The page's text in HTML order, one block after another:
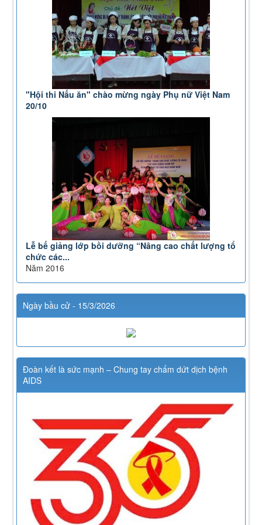
"Hội thi Nấu ăn" chào mừng ngày Phụ nữ Việt Nam
20/10
Lễ bế giảng lớp bồi dưỡng “Nâng cao chất lượng tổ
chức các...
Năm 2016
Ngày bầu cử - 15/3/2026
Đoàn kết là sức mạnh – Chung tay chấm dứt dịch bệnh
AIDS